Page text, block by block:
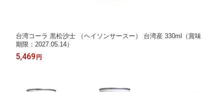
台湾コーラ 黒松沙士 （ヘイソンサースー） 台湾産 330ml（賞味
期限：2027.05.14）
5,469 円